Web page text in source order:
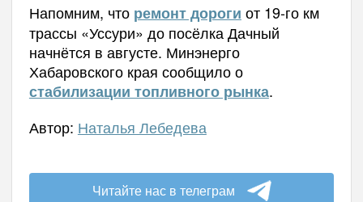
Напомним, что ремонт дороги от 19-го км
трассы «Уссури» до посёлка Дачный
начнётся в августе. Минэнерго
Хабаровского края сообщило о
стабилизации топливного рынка.
Автор: Наталья Лебедева
Читайте нас в телеграм